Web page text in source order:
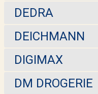
DEDRA
DEICHMANN
DIGIMAX
DM DROGERIE